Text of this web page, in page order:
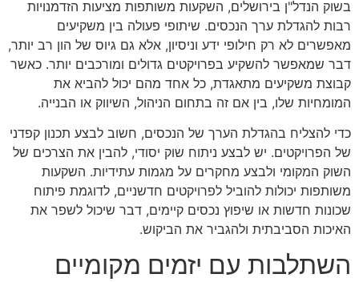
בשוק הנדל"ן בירושלים, השקעות משותפות מציעות הזדמנויות
רבות להגדלת ערך הנכסים. שיתופי פעולה בין משקיעים
מאפשרים לא רק חילופי ידע וניסיון, אלא גם גיוס של הון רב יותר,
דבר שמאפשר להשקיע בפרויקטים גדולים ומורכבים יותר. כאשר
קבוצת משקיעים מתאגדת, כל אחד מהם יכול להביא את
המומחיות שלו, בין אם זה בתחום הניהול, השיווק או הבנייה.
כדי להצליח בהגדלת הערך של הנכסים, חשוב לבצע תכנון קפדני
של הפרויקטים. יש לבצע ניתוח שוק יסודי, להבין את הצרכים של
השוק המקומי ולבצע מחקרים על מגמות עתידיות. השקעות
משותפות יכולות להוביל לפרויקטים חדשניים, לדוגמת פיתוח
שכונות חדשות או שיפוץ נכסים קיימים, דבר שיכול לשפר את
האיכות הסביבתית ולהגביר את הביקוש.
השתלבות עם יזמים מקומיים